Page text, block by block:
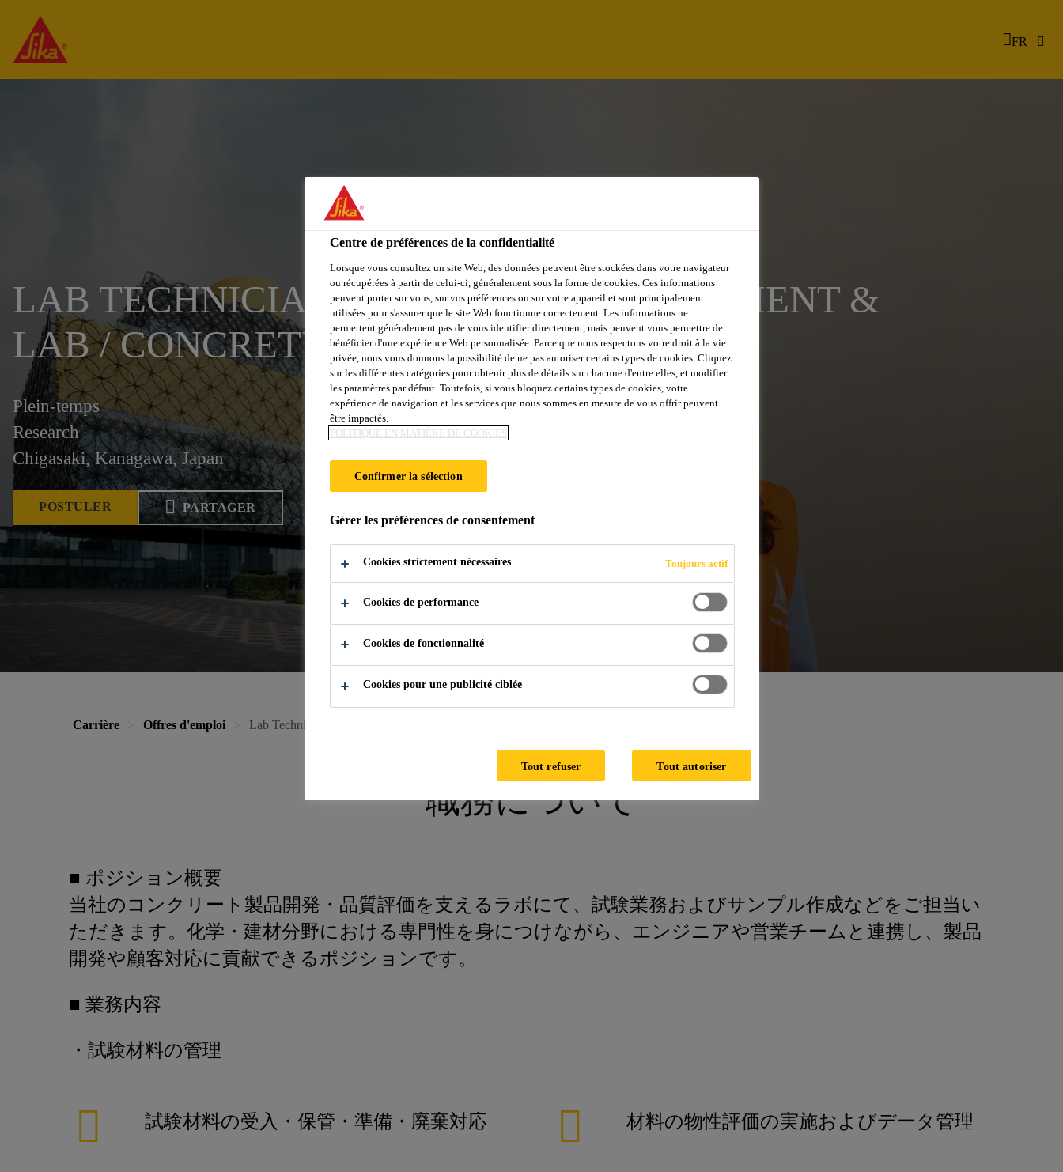
FR
LAB TECHNICIAN - PRODUCT DEVELOPMENT &
LAB / CONCRETE
Plein-temps
Research
Chigasaki, Kanagawa, Japan
POSTULER PARTAGER
Carrière Offres d'emploi Lab Technician - Product Development & Lab / Concrete
職務について
■ ポジション概要
当社のコンクリート製品開発・品質評価を支えるラボにて、試験業務およびサンプル作成などをご担当い
ただきます。化学・建材分野における専門性を身につけながら、エンジニアや営業チームと連携し、製品
開発や顧客対応に貢献できるポジションです。
■ 業務内容
・試験材料の管理
試験材料の受入・保管・準備・廃棄対応 材料の物性評価の実施およびデータ管理
Centre de préférences de la confidentialité
Lorsque vous consultez un site Web, des données peuvent être stockées dans votre navigateur
ou récupérées à partir de celui-ci, généralement sous la forme de cookies. Ces informations
peuvent porter sur vous, sur vos préférences ou sur votre appareil et sont principalement
utilisées pour s'assurer que le site Web fonctionne correctement. Les informations ne
permettent généralement pas de vous identifier directement, mais peuvent vous permettre de
bénéficier d'une expérience Web personnalisée. Parce que nous respectons votre droit à la vie
privée, nous vous donnons la possibilité de ne pas autoriser certains types de cookies. Cliquez
sur les différentes catégories pour obtenir plus de détails sur chacune d'entre elles, et modifier
les paramètres par défaut. Toutefois, si vous bloquez certains types de cookies, votre
expérience de navigation et les services que nous sommes en mesure de vous offrir peuvent
être impactés.
POLITIQUE EN MATIÈRE DE COOKIES
Confirmer la sélection
Gérer les préférences de consentement
Cookies strictement nécessaires Toujours actif
Cookies de performance
Cookies de fonctionnalité
Cookies pour une publicité ciblée
Tout refuser Tout autoriser